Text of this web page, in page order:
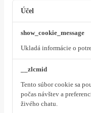
Účel
show_cookie_message
Ukladá informácie o
__zlcmid
Tento súbor cookie sa
počas návštev a
živého chatu.